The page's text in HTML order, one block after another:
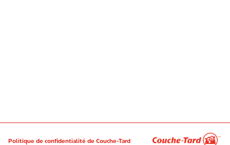
Politique de confidentialité de Couche-Tard